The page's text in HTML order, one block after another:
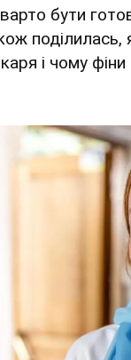
бути
поділилась,
і чому